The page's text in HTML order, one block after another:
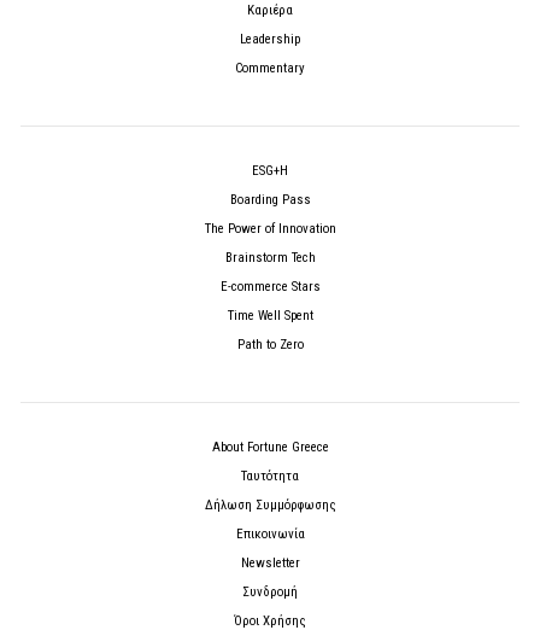
Καριέρα
Leadership
Commentary
ESG+H
Boarding Pass
The Power of Innovation
Brainstorm Tech
E-commerce Stars
Time Well Spent
Path to Zero
About Fortune Greece
Ταυτότητα
Δήλωση Συμμόρφωσης
Επικοινωνία
Newsletter
Συνδρομή
Όροι Χρήσης